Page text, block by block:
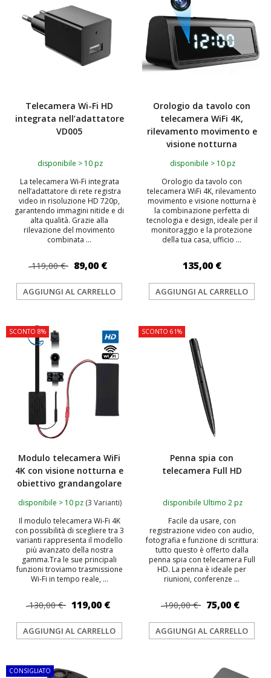
Telecamera Wi-Fi HD
integrata nell’adattatore
VD005
disponibile > 10 pz
La telecamera Wi-Fi integrata
nell’adattatore di rete registra
video in risoluzione HD 720p,
garantendo immagini nitide e di
alta qualità. Grazie alla
rilevazione del movimento
combinata ...
119,00 € 89,00 €
AGGIUNGI AL CARRELLO
Orologio da tavolo con
telecamera WiFi 4K,
rilevamento movimento e
visione notturna
disponibile > 10 pz
Orologio da tavolo con
telecamera WiFi 4K, rilevamento
movimento e visione notturna è
la combinazione perfetta di
tecnologia e design, ideale per il
monitoraggio e la protezione
della tua casa, ufficio ...
135,00 €
AGGIUNGI AL CARRELLO
SCONTO 8%
Modulo telecamera WiFi
4K con visione notturna e
obiettivo grandangolare
disponibile > 10 pz (3 Varianti)
Il modulo telecamera Wi-Fi 4K
con possibilità di scegliere tra 3
varianti rappresenta il modello
più avanzato della nostra
gamma.Tra le sue principali
funzioni troviamo trasmissione
Wi-Fi in tempo reale, ...
130,00 € 119,00 €
AGGIUNGI AL CARRELLO
SCONTO 61%
Penna spia con
telecamera Full HD
disponibile Ultimo 2 pz
Facile da usare, con
registrazione video con audio,
fotografia e funzione di scrittura:
tutto questo è offerto dalla
penna spia con telecamera Full
HD. La penna è ideale per
riunioni, conferenze ...
190,00 € 75,00 €
AGGIUNGI AL CARRELLO
CONSIGLIATO